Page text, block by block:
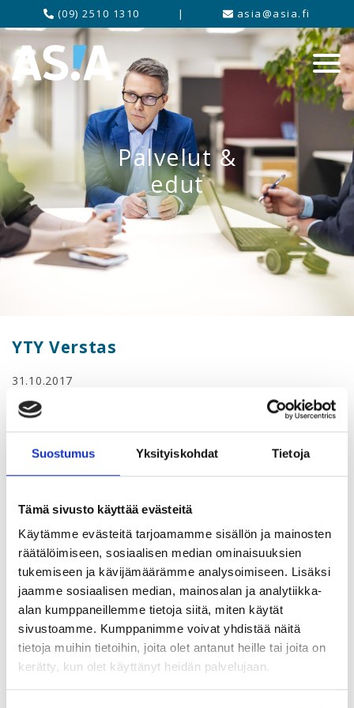
Suostumus Yksityiskohdat Tietoja
Tämä sivusto käyttää evästeitä
Käytämme evästeitä tarjoamamme sisällön ja mainosten
räätälöimiseen, sosiaalisen median ominaisuuksien
tukemiseen ja kävijämäärämme analysoimiseen. Lisäksi
jaamme sosiaalisen median, mainosalan ja analytiikka-
alan kumppaneillemme tietoja siitä, miten käytät
sivustoamme. Kumppanimme voivat yhdistää näitä
tietoja muihin tietoihin, joita olet antanut heille tai joita on
kerätty, kun olet käyttänyt heidän palvelujaan.
(09) 2510 1310 | asia@asia.fi
Palvelut &
edut
YTY Verstas
31.10.2017
YTY Verstas 31.10.2017
Tervetuloa verkostoitumaan ja keskustelemaan
ajankohtaisista aiheista YTY Verstaalle tiistaina 31.10.2017
Loisteen kabinettiin.
YTYn neuvottelupäällikkö, OTM Anu Aspiala kertoo syksyn
neuvottelutilanteesta. Lisäksi käymme keskustelua
ajankohtaisesta työmarkkinatilanteesta. Päivällisen
lomassa etsitään ratkaisuja ja jaetaan hyviä käytäntöjä
osallistujien toivomiin aiheisiin. Ilmoitathan
ilmoittautumislomakkeella toivomasi keskusteluaiheen.
Ilmoittaudu mukaan viimeistään 20.10.2017